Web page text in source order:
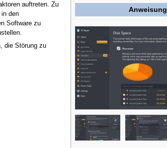
auftreten. Zu
den
Software zu
die Störung zu
Anweisung